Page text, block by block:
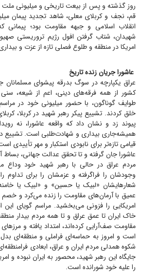
روز گذشته و پس از بیعت تاریخی و میلیونی ملت
قم، نجف و کربلای معلی، شاهد تجدید پیمان
انقلاب اسلامی و جبهه مقاومت بود؛ پیمانی
شهیدان، شتاب گرفتن افول رژیم تروریستی
امریکا در منطقه و طلوع فصلی تازه از عزت و
عاشورا جریان زنده تاریخ
عراق یکپارچه در سوگ بدرقه پیشوای مسلمانان
کشور از همه فرقه‌های دینی، اعم از شیعه،
طوایف گوناگون، با حضور میلیونی خود در
خلق کردند. تشییع پیکر رهبر شهید در کربلا،
پیوند زد و نشان داد که واقعه عاشورا، نه
همیشه‌جاری بیداری و شهادت‌طلبی است. تشییع
قیامی تازه‌تر برای نابودی استکبار و مهر تأییدی
عاشورا جان گرفته و تا تحقق عدالت جهانی،
مردم عراق در حالی با رهبر شهید خود وداع
وجودشان را فراگرفته و عزمشان را برای تداوم
شعارهایشان «لبیک یا حسین» و «لبیک یا
عمیق با آرمان‌های مقاومت را زنده می‌کرد و
امریکایی را فزونی می‌بخشید. مراسم گویای
خاک ایران تا عمق عراق و تا همه مردم بیدار
مقاومت صف‌آرایی کرده‌اند، امتداد یافته و
است و امروز به حماسه‌ای فراملی و منطقه‌ای
شکوه همدلی مردم ایران و عراق، ابعادی
جایگاه این رهبر شهید، محصور به ایران نبوده و
را علیه خود شورانده است.